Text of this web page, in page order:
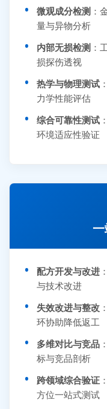
微观成分检测 ：
量与异物分析
内部无损检测 ：
损探伤透视
热学与物理测试
力学性能评估
综合可靠性测试
环境适应性验证
配方开发与改进
与技术改进
失效改进与整改
环协助降低返工
多维对比与竞品
标与竞品剖析
跨领域综合验证
方位一站式测试